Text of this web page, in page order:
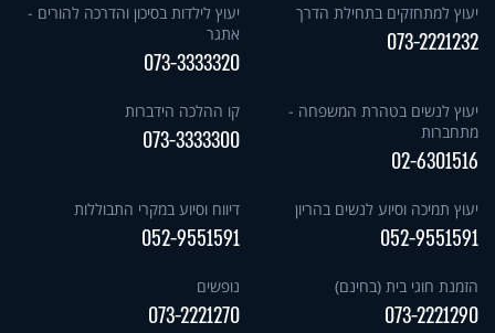
יעוץ למתחזקים בתחילת הדרך
073-2221232
יעוץ לילדות בסיכון והדרכה להורים -
אתגר
073-3333320
יעוץ לנשים בטהרת המשפחה -
מתחברות
02-6301516
קו ההלכה הידברות
073-3333300
יעוץ תמיכה וסיוע לנשים בהריון
052-9551591
דיווח וסיוע במקרי התבוללות
052-9551591
הזמנת חוגי בית (בחינם)
073-2221290
נופשים
073-2221270